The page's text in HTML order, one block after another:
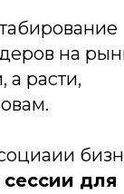
на
расти,
сессии для